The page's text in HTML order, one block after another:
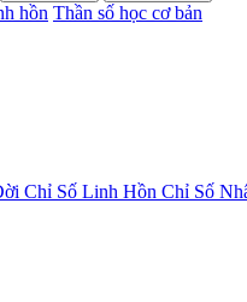
hồn Thần số học cơ bản
Chỉ Số Linh Hồn Chỉ Số